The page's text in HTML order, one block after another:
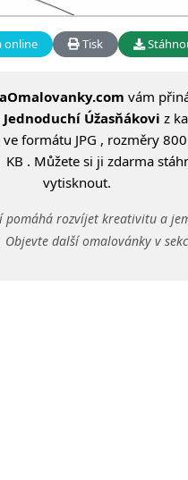
online Tisk
vám
Jednoduchí Úžasňákovi z
ve formátu JPG , rozměry
KB . Můžete si ji zdarma
vytisknout.
pomáhá rozvíjet kreativitu a
další omalovánky v